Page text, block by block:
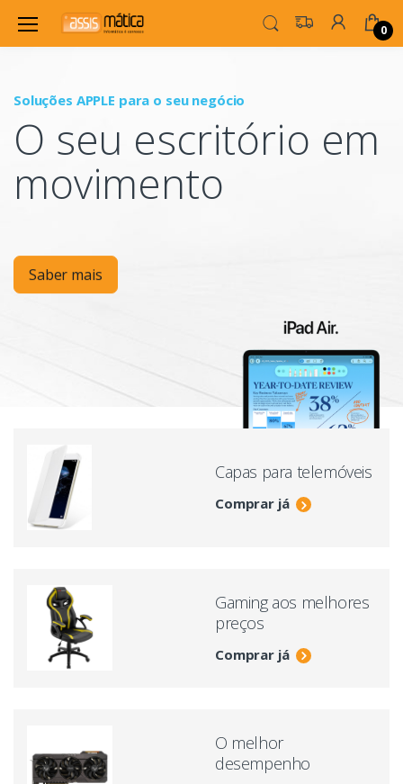
0
Soluções APPLE para o seu negócio
O seu escritório em
movimento
Saber mais
Capas para telemóveis
Comprar já
Gaming aos melhores
preços
Comprar já
O melhor
desempenho